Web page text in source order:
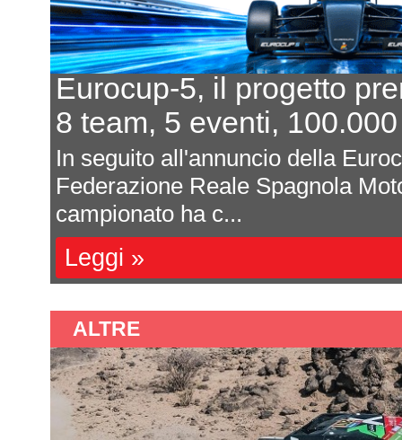
prende forma
100.000 euro al primo
della Eurocup-5 da parte della
Spagnola Motorsport (RFEDA), il
ALTRE